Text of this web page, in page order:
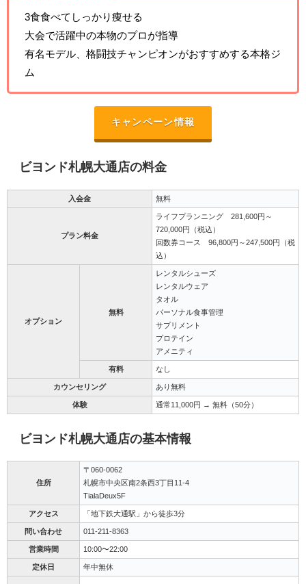
3食食べてしっかり痩せる
大会で活躍中の本物のプロが指導
有名モデル、格闘技チャンピオンがおすすめする本格ジ
ム
キャンペーン情報
ビヨンド札幌大通店の料金
入会金 無料
プラン料金
ライフプランニング 281,600円～
720,000円（税込）
回数券コース 96,800円～247,500円（税
込）
オプション
無料
レンタルシューズ
レンタルウェア
タオル
パーソナル食事管理
サプリメント
プロテイン
アメニティ
有料 なし
カウンセリング あり無料
体験 通常11,000円 → 無料（50分）
ビヨンド札幌大通店の基本情報
住所
〒060-0062
札幌市中央区南2条西3丁目11-4
TialaDeux5F
アクセス 「地下鉄大通駅」から徒歩3分
問い合わせ 011-211-8363
営業時間 10:00〜22:00
定休日 年中無休